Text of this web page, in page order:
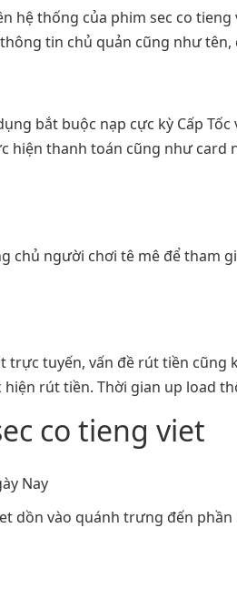
thống của phim sec co
tin chủ quản cũng như
bắt buộc nạp cực kỳ Cấp
thanh toán cũng như card
chủ người chơi tê mê để tham
tuyến, vấn đề rút tiền cũng
rút tiền. Thời gian up load
co tieng viet
dồn vào quánh trưng đến